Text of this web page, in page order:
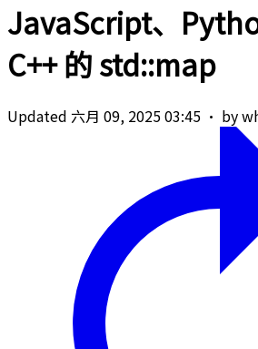
JavaScript、
C++ 的 std::map
Updated 六月 09, 2025 03:45 · by